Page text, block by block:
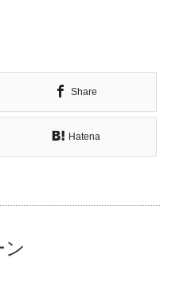
Share
Hatena